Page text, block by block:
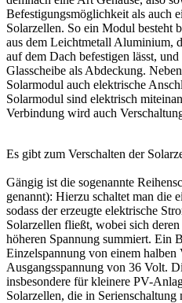
Befestigungsmöglichkeit als auch
Solarzellen. So ein Modul besteht
aus dem Leichtmetall Aluminium,
auf dem Dach befestigen lässt,
Glasscheibe als Abdeckung.
Solarmodul auch elektrische
Solarmodul sind elektrisch
Verbindung wird auch
Es gibt zum Verschalten der
Gängig ist die sogenannte
genannt): Hierzu schaltet man die
sodass der erzeugte elektrische
Solarzellen fließt, wobei sich
höheren Spannung summiert. Ein
Einzelspannung von einem halben
Ausgangsspannung von 36 Volt.
insbesondere für kleinere PV-
Solarzellen, die in